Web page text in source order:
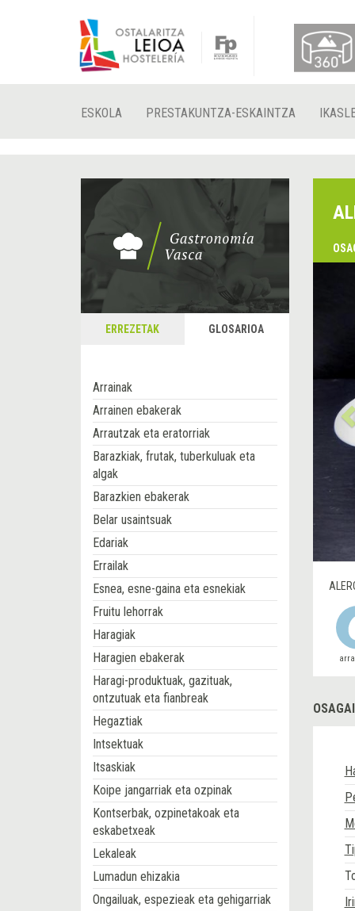
ESKOLA PRESTAKUNTZA-ESKAINTZA
ERREZETAK GLOSARIOA
Arrainak
Arrainen ebakerak
Arrautzak eta eratorriak
Barazkiak, frutak, tuberkuluak eta
algak
Barazkien ebakerak
Belar usaintsuak
Edariak
Errailak
Esnea, esne-gaina eta esnekiak
Fruitu lehorrak
Haragiak
Haragien ebakerak
Haragi-produktuak, gazituak,
ontzutuak eta fianbreak
Hegaztiak
Intsektuak
Itsaskiak
Koipe jangarriak eta ozpinak
Kontserbak, ozpinetakoak eta
eskabetxeak
Lekaleak
Lumadun ehizakia
Ongailuak, espezieak eta gehigarriak